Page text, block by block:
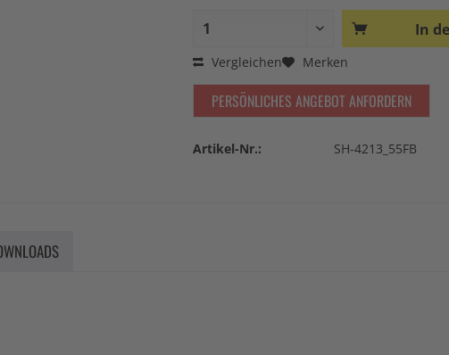
In
Vergleichen Merken
PERSÖNLICHES ANGEBOT ANFORDERN
Artikel-Nr.: SH-4213_55FB